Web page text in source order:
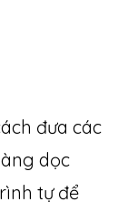
đưa các
dọc
tự để